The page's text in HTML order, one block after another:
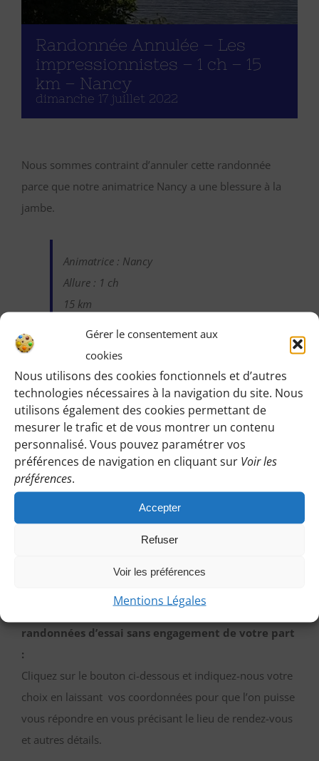
Gérer le consentement aux
cookies
Nous utilisons des cookies fonctionnels et d’autres
technologies nécessaires à la navigation du site. Nous
utilisons également des cookies permettant de
mesurer le trafic et de vous montrer un contenu
personnalisé. Vous pouvez paramétrer vos
préférences de navigation en cliquant sur Voir les
préférences.
Accepter
Refuser
Voir les préférences
Mentions Légales
Randonnée Annulée – Les
impressionnistes – 1 ch – 15
km – Nancy
dimanche 17 juillet 2022
Nous sommes contraint d’annuler cette randonnée
parce que notre animatrice Nancy a une blessure à la
jambe.
Animatrice : Nancy
Allure : 1 ch
15 km
Identifiez-vous pour voir les détails de cette
randonnée:
Une fois identifiée en tant qu’adhérente, vous pourrez
accéder à toutes les informations de rendez-vous,
horaires, lieux, etc.
Vous pouvez participer gratuitement à deux
randonnées d’essai sans engagement de votre part
:
Cliquez sur le bouton ci-dessous et indiquez-nous votre
choix en laissant vos coordonnées pour que l’on puisse
vous répondre en vous précisant le lieu de rendez-vous
et autres détails.